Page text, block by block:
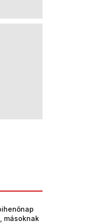
másoknak